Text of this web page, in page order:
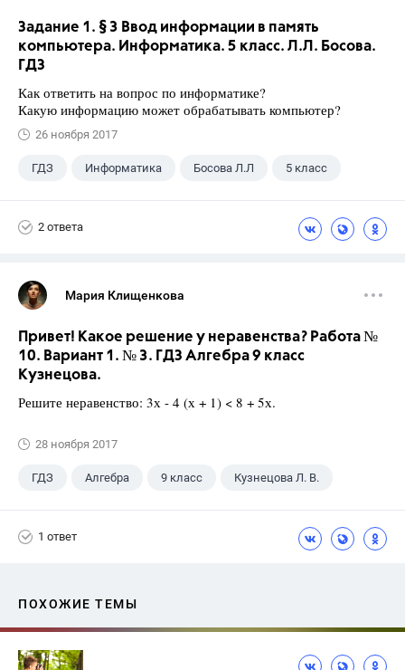
Задание 1. § 3 Ввод информации в память
компьютера. Информатика. 5 класс. Л.Л. Босова.
ГДЗ
Как ответить на вопрос по информатике?
Какую информацию может обрабатывать компьютер?
26 ноября 2017
ГДЗ Информатика Босова Л.Л 5 класс
2 ответа
Мария Клищенкова
Привет! Какое решение у неравенства? Работа №
10. Вариант 1. № 3. ГДЗ Алгебра 9 класс
Кузнецова.
Решите неравенство: 3х - 4 (х + 1) < 8 + 5х.
28 ноября 2017
ГДЗ Алгебра 9 класс Кузнецова Л. В.
1 ответ
ПОХОЖИЕ ТЕМЫ